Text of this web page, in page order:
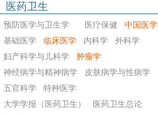
医药卫生
预防医学与卫生学 医疗保健
中国医学
基础医学
临床医学 内科学
外科学
妇产科学与儿科学
肿瘤学
神经病学与精神病学
皮肤病学与性病学
五官科学
特种医学
大学学报（医药卫生）
医药卫生总论